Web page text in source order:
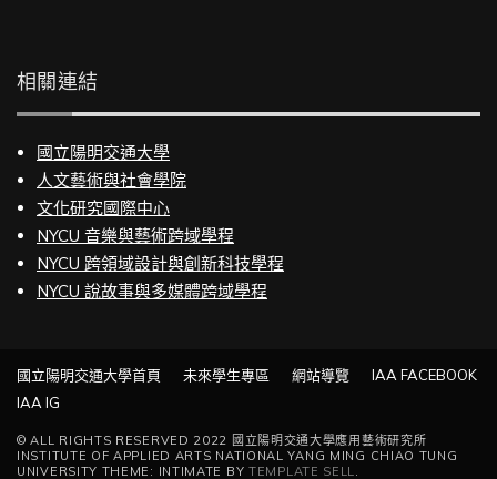
相關連結
國立陽明交通大學
人文藝術與社會學院
文化研究國際中心
NYCU 音樂與藝術跨域學程
NYCU 跨領域設計與創新科技學程
NYCU 說故事與多媒體跨域學程
© ALL RIGHTS RESERVED 2022 國立陽明交通大學應用藝術研究所
INSTITUTE OF APPLIED ARTS NATIONAL YANG MING CHIAO TUNG
UNIVERSITY THEME: INTIMATE BY TEMPLATE SELL.
國立陽明交通大學首頁 未來學生專區 網站導覽
IAA FACEBOOK
IAA IG